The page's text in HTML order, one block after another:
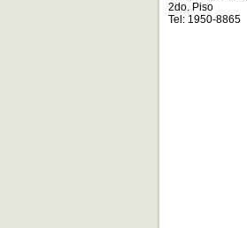
2do. Piso
Tel: 1950-8865